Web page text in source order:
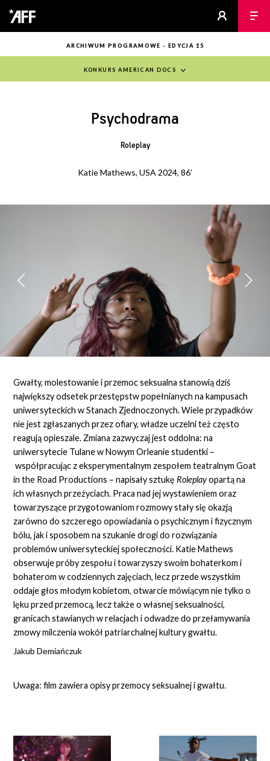
ARCHIWUM PROGRAMOWE - EDYCJA 15
KONKURS AMERICAN DOCS
Psychodrama
Roleplay
Katie Mathews, USA 2024, 86’
Gwałty, molestowanie i przemoc seksualna stanowią dziś
największy odsetek przestępstw popełnianych na kampusach
uniwersyteckich w Stanach Zjednoczonych. Wiele przypadków
nie jest zgłaszanych przez ofiary, władze uczelni też często
reagują opieszale. Zmiana zazwyczaj jest oddolna: na
uniwersytecie Tulane w Nowym Orleanie studentki –
współpracując z eksperymentalnym zespołem teatralnym Goat
in the Road Productions – napisały sztukę Roleplayopartą na
ich własnych przeżyciach. Praca nad jej wystawieniem oraz
towarzyszące przygotowaniom rozmowy stały się okazją
zarówno do szczerego opowiadania o psychicznym i fizycznym
bólu, jak i sposobem na szukanie drogi do rozwiązania
problemów uniwersyteckiej społeczności. Katie Mathews
obserwuje próby zespołu i towarzyszy swoim bohaterkom i
bohaterom w codziennych zajęciach, lecz przede wszystkim
oddaje głos młodym kobietom, otwarcie mówiącym nie tylko o
lęku przed przemocą, lecz także o własnej seksualności,
granicach stawianych w relacjach i odwadze do przełamywania
zmowy milczenia wokół patriarchalnej kultury gwałtu.
Jakub Demiańczuk
Uwaga: film zawiera opisy przemocy seksualnej i gwałtu.